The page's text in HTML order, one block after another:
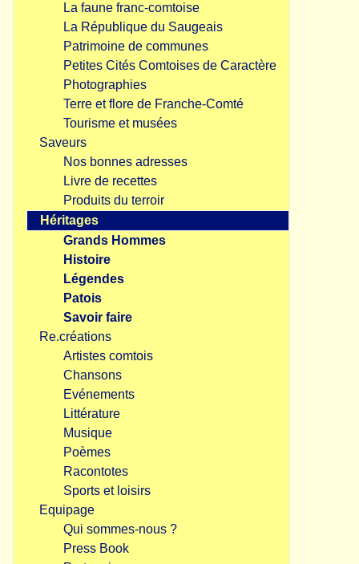
La faune franc-comtoise
La République du Saugeais
Patrimoine de communes
Petites Cités Comtoises de Caractère
Photographies
Terre et flore de Franche-Comté
Tourisme et musées
Saveurs
Nos bonnes adresses
Livre de recettes
Produits du terroir
Héritages
Grands Hommes
Histoire
Légendes
Patois
Savoir faire
Re.créations
Artistes comtois
Chansons
Evénements
Littérature
Musique
Poèmes
Racontotes
Sports et loisirs
Equipage
Qui sommes-nous ?
Press Book